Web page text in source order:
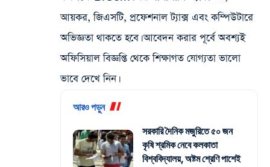
আয়কর, জিএসটি, প্রফেশনাল ট্যাক্স এবং কম্পিউটারে
অভিজ্ঞতা থাকতে হবে। আবেদন করার পূর্বে অবশ্যই
অফিসিয়াল বিজ্ঞপ্তি থেকে শিক্ষাগত যোগ্যতা ভালো
ভাবে দেখে নিন।
আরও পড়ুন
সরকারি দৈনিক মজুরিতে ৫০ জন
কৃষি শ্রমিক নেবে কলকাতা
বিশ্ববিদ্যালয়, অষ্টম শ্রেণি পাশেই